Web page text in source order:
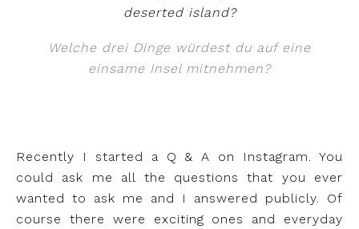
deserted island?
Welche drei Dinge würdest du auf eine
einsame Insel mitnehmen?
Recently I started a Q & A on Instagram. You
could ask me all the questions that you ever
wanted to ask me and I answered publicly. Of
course there were exciting ones and everyday